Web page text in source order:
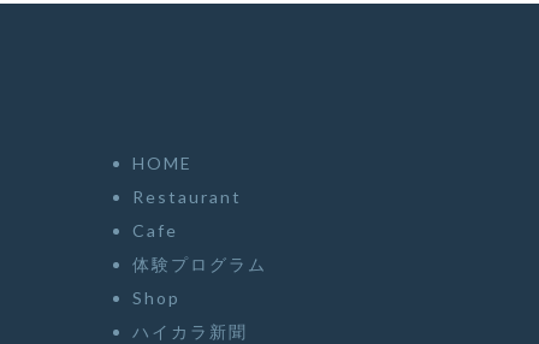
HOME
Restaurant
Cafe
体験プログラム
Shop
ハイカラ新聞